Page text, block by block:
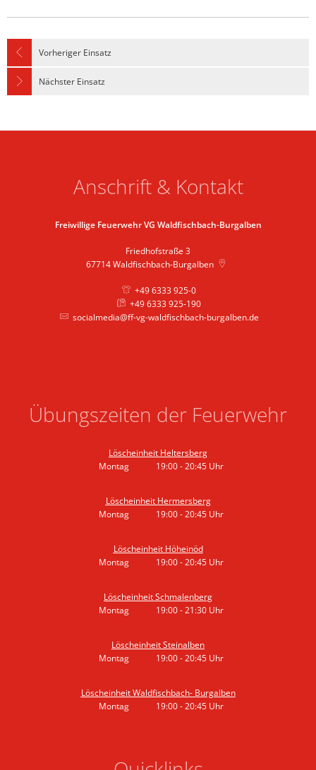
Vorheriger Einsatz
Nächster Einsatz
Anschrift & Kontakt
Freiwillige Feuerwehr VG Waldfischbach-Burgalben
Friedhofstraße 3
67714 Waldfischbach-Burgalben
+49 6333 925-0
+49 6333 925-190
socialmedia@ff-vg-waldfischbach-burgalben.de
Übungszeiten der Feuerwehr
Löscheinheit Heltersberg
Montag
19:00-20:45 Uhr
Löscheinheit Hermersberg
Montag
19:00-20:45 Uhr
Löscheinheit Höheinöd
Montag
19:00-20:45 Uhr
Löscheinheit Schmalenberg
Montag
19:00-21:30 Uhr
Löscheinheit Steinalben
Montag
19:00-20:45 Uhr
Löscheinheit Waldfischbach- Burgalben
Montag
19:00-20:45 Uhr